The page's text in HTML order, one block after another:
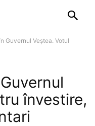
Guvernul Veștea. Votul
învestire,